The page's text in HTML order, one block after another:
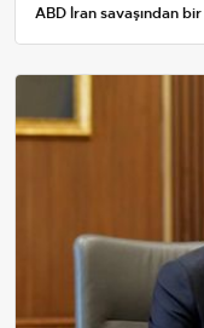
ABD İran savaşından